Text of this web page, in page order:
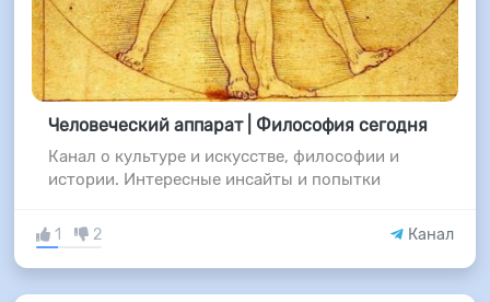
Человеческий аппарат | Философия сегодня
Канал о культуре и искусстве, философии и
истории. Интересные инсайты и попытки
1 2 Канал